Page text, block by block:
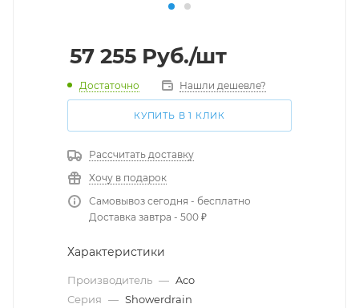
57 255 Руб./шт
Достаточно Нашли дешевле?
КУПИТЬ В 1 КЛИК
Рассчитать доставку
Хочу в подарок
Самовывоз сегодня - бесплатно
Доставка завтра - 500 ₽
Характеристики
Производитель — Aco
Серия — Showerdrain